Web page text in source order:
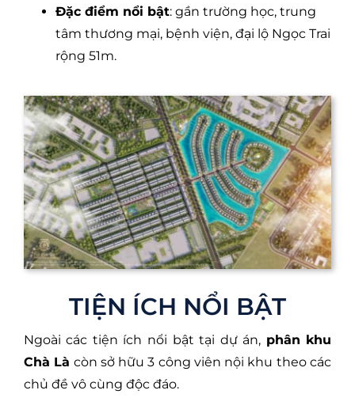
Đặc điểm nổi bật: gần trường học, trung
tâm thương mại, bệnh viện, đại lộ Ngọc Trai
rộng 51m.
TIỆN ÍCH NỔI BẬT
Ngoài các tiện ích nổi bật tại dự án, phân khu
Chà Là còn sở hữu 3 công viên nội khu theo các
chủ đề vô cùng độc đáo.